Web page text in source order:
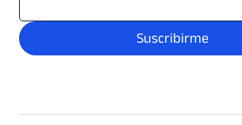
Suscribirme